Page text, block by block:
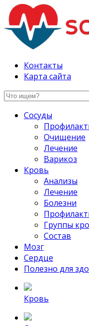
Здоровые сосуды,
Контакты
Карта сайта
Сосуды
Очищение
Лечение
Варикоз
Кровь
Анализы
Лечение
Болезни
Группы
Состав
Мозг
Сердце
Полезно для
Кровь